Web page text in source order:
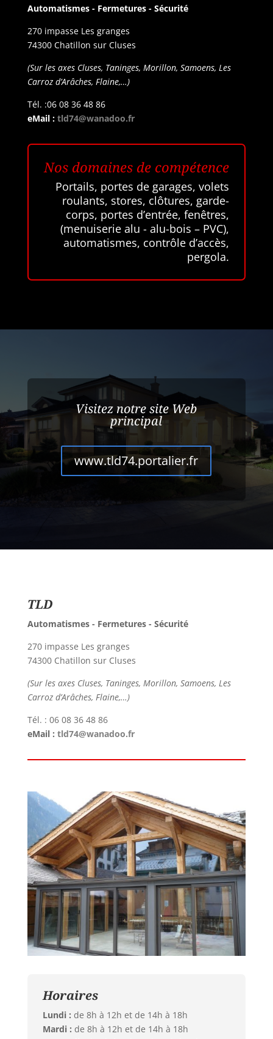
Automatismes - Fermetures - Sécurité
270 impasse Les granges
74300 Chatillon sur Cluses
(Sur les axes Cluses, Taninges, Morillon, Samoens, Les
Carroz d’Arâches, Flaine,…)
Tél. :06 08 36 48 86
eMail : tld74@wanadoo.fr
Nos domaines de compétence
Portails, portes de garages, volets
roulants, stores, clôtures, garde-
corps, portes d’entrée, fenêtres,
(menuiserie alu - alu-bois – PVC),
automatismes, contrôle d’accès,
pergola.
Visitez notre site Web
principal
www.tld74.portalier.fr
TLD
Automatismes - Fermetures - Sécurité
270 impasse Les granges
74300 Chatillon sur Cluses
(Sur les axes Cluses, Taninges, Morillon, Samoens, Les
Carroz d’Arâches, Flaine,…)
Tél. : 06 08 36 48 86
eMail : tld74@wanadoo.fr
Horaires
Lundi : de 8h à 12h et de 14h à 18h
Mardi : de 8h à 12h et de 14h à 18h